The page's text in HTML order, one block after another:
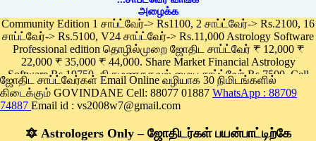
Community Edition 1 சாப்ட்வேர்-> Rs1100, 2 சாப்ட்வேர்-> Rs.2100, 16
சாப்ட்வேர்-> Rs.5100, V24 சாப்ட்வேர்-> Rs.11,000 Astrology Software
Professional edition தொழில்முறை ஜோதிட சாப்ட்வேர் ₹ 12,000 ₹
22,000 ₹ 35,000 ₹ 44,000. Share Market Financial Astrology
Software Rs.19750, திருமணதகவல் மைய சாப்ட்வேர் Rs.7500, Cell
Phone App Rs. 1100
Pay online
ஜோதிட சாப்ட்வேர்கள் Email Online வழியாக 30 நிமிடங்களில்
கிடைக்கும் GOVINDANE Cell: 88077 01887 WhatsApp : 88709
74887 Email id : vs2008w7@gmail.com
🔯 Astrologers Only – ஜோதிடர்கள் பயன்பாட்டிற்கே